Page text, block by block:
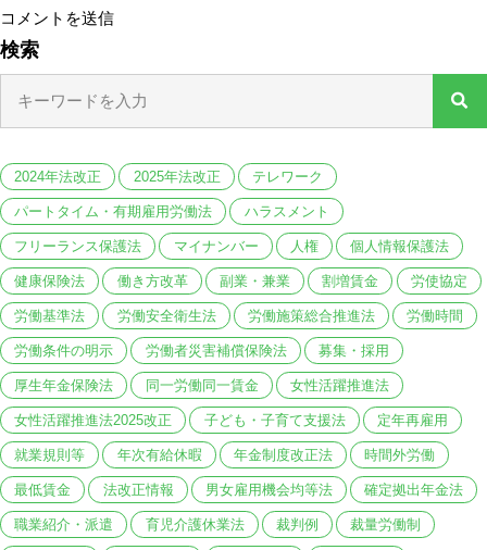
検索
2024年法改正 2025年法改正 テレワーク
パートタイム・有期雇用労働法 ハラスメント
フリーランス保護法 マイナンバー 人権 個人情報保護法
健康保険法 働き方改革 副業・兼業 割増賃金 労使協定
労働基準法 労働安全衛生法 労働施策総合推進法 労働時間
労働条件の明示 労働者災害補償保険法 募集・採用
厚生年金保険法 同一労働同一賃金 女性活躍推進法
女性活躍推進法2025改正 子ども・子育て支援法 定年再雇用
就業規則等 年次有給休暇 年金制度改正法 時間外労働
最低賃金 法改正情報 男女雇用機会均等法 確定拠出年金法
職業紹介・派遣 育児介護休業法 裁判例 裁量労働制